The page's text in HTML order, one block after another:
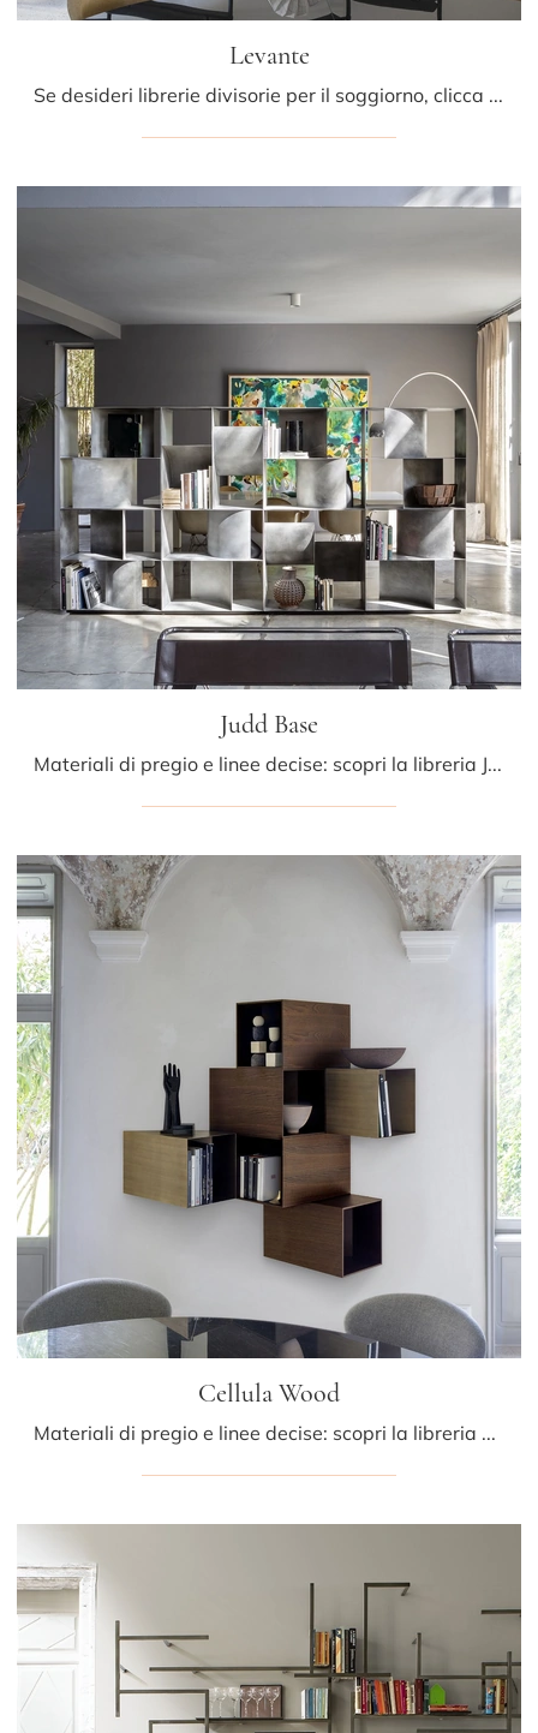
Levante
Se desideri librerie divisorie per il soggiorno, clicca e scopri le nostre soluzioni design: il modello Levante Mogg ti sta aspettando!
Judd Base
Materiali di pregio e linee decise: scopri la libreria Judd Base di Mogg tra le più belle Librerie design divisorie.
Cellula Wood
Materiali di pregio e linee decise: scopri la libreria Cellula Wood di Mogg tra le più originali Librerie design sospese.